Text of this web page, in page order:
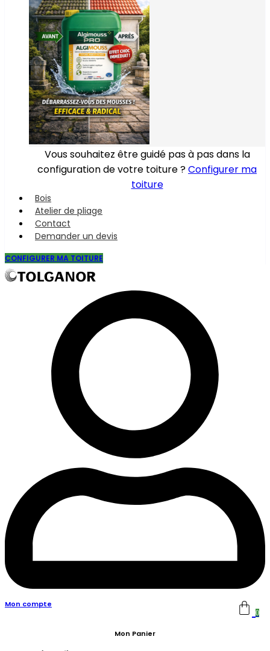
Vous souhaitez être guidé pas à pas dans la
configuration de votre toiture ?Configurer ma
toiture
Bois
Atelier de pliage
Contact
Demander un devis
CONFIGURER MA TOITURE
Mon compte
0
Mon Panier